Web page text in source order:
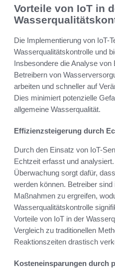
Vorteile von IoT in
Die Implementierung von IoT-
Wasserqualitätskontrolle und
Insbesondere die Analyse
Betreibern von
arbeiten und schneller auf
Dies minimiert potenzielle
allgemeine Wasserqualität.
Effizienzsteigerung durch
Durch den Einsatz von IoT-
Echtzeit erfasst und
Überwachung sorgt dafür,
werden können. Betreiber
Maßnahmen zu ergreifen,
Wasserqualitätskontrolle
Vorteile von IoT in der
Vergleich zu traditionellen
Reaktionszeiten drastisch
Kosteneinsparungen durch